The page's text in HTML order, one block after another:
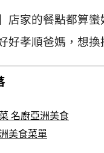
店家的餐點都算蠻
好孝順爸媽，想換
名廚亞洲美食
美食菜單